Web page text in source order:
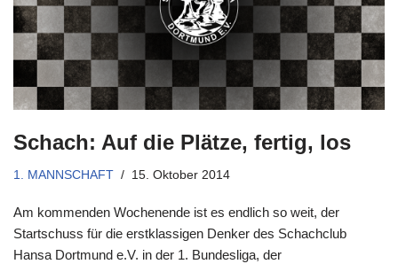
Schach: Auf die Plätze, fertig, los
1. MANNSCHAFT 15. Oktober 2014
Am kommenden Wochenende ist es endlich so weit, der
Startschuss für die erstklassigen Denker des Schachclub
Hansa Dortmund e.V. in der 1. Bundesliga, der